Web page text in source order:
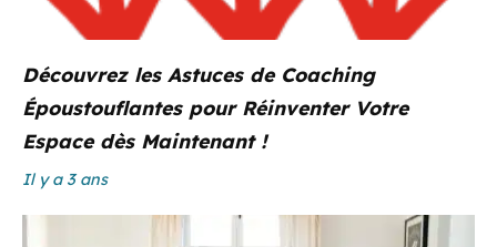
Découvrez les Astuces de Coaching
Époustouflantes pour Réinventer Votre
Espace dès Maintenant !
Il y a 3 ans